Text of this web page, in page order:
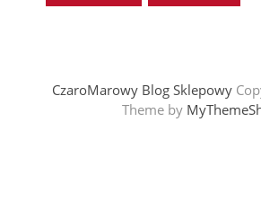
CzaroMarowy Blog Sklepowy
Theme by